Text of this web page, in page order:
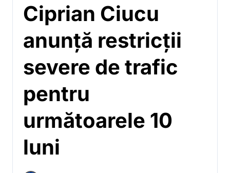
Ciprian Ciucu
anunță restricții
severe de trafic
pentru
următoarele 10
luni